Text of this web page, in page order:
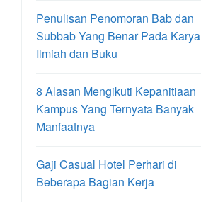
Penulisan Penomoran Bab dan
Subbab Yang Benar Pada Karya
Ilmiah dan Buku
8 Alasan Mengikuti Kepanitiaan
Kampus Yang Ternyata Banyak
Manfaatnya
Gaji Casual Hotel Perhari di
Beberapa Bagian Kerja